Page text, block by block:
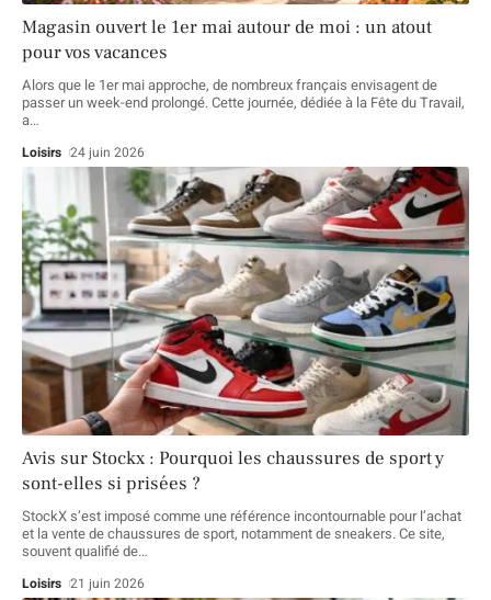
Magasin ouvert le 1er mai autour de moi : un atout
pour vos vacances
Alors que le 1er mai approche, de nombreux français envisagent de
passer un week-end prolongé. Cette journée, dédiée à la Fête du Travail,
a…
Loisirs 24 juin 2026
Avis sur Stockx : Pourquoi les chaussures de sport y
sont-elles si prisées ?
StockX s’est imposé comme une référence incontournable pour l’achat
et la vente de chaussures de sport, notamment de sneakers. Ce site,
souvent qualifié de…
Loisirs 21 juin 2026